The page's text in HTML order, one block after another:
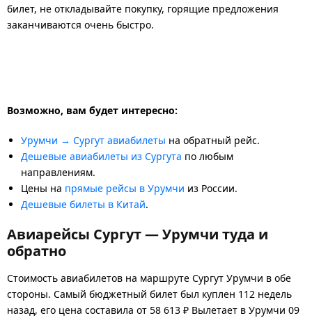
билет, не откладывайте покупку, горящие предложения
заканчиваются очень быстро.
Возможно, вам будет интересно:
Урумчи → Сургут авиабилеты на обратный рейс.
Дешевые авиабилеты из Сургута по любым
направлениям.
Цены на прямые рейсы в Урумчи из России.
Дешевые билеты в Китай.
Авиарейсы Сургут — Урумчи туда и
обратно
Стоимость авиабилетов на маршруте Сургут Урумчи в обе
стороны. Самый бюджетный билет был куплен 112 недель
назад, его цена составила от 58 613 ₽ Вылетает в Урумчи 09